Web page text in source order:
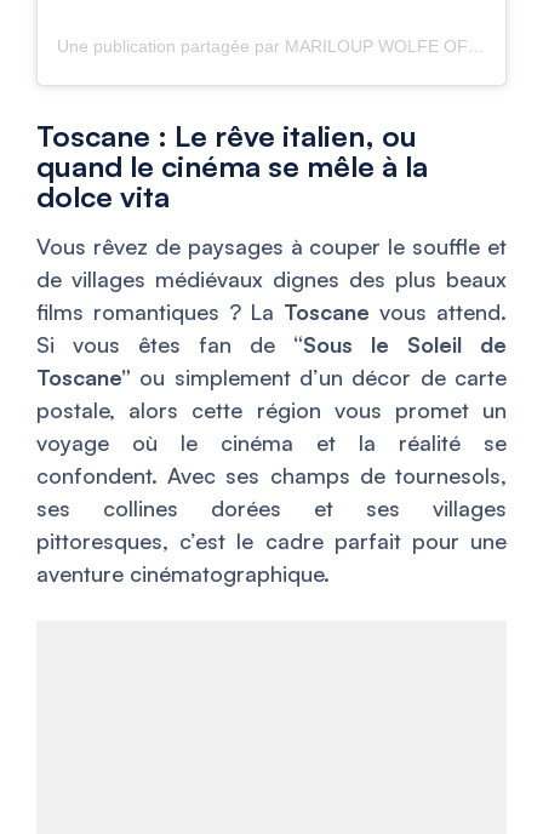
Toscane : Le rêve italien, ou
quand le cinéma se mêle à la
dolce vita
Vous rêvez de paysages à couper le souffle et
de villages médiévaux dignes des plus beaux
films romantiques ? La Toscane vous attend.
Si vous êtes fan de “Sous le Soleil de
Toscane” ou simplement d’un décor de carte
postale, alors cette région vous promet un
voyage où le cinéma et la réalité se
confondent. Avec ses champs de tournesols,
ses collines dorées et ses villages
pittoresques, c’est le cadre parfait pour une
aventure cinématographique.